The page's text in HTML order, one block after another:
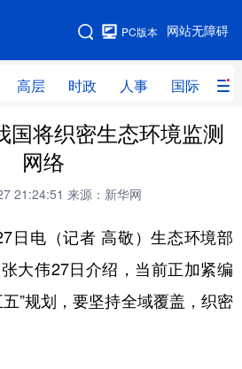
网站无障碍
PC版本
高层 时政 人事 国际 财
网站地图
时政 人事
量子 体育
健康
国将织密生态环境监测
网络
21:24:51 来源：新华网
电（记者 高敬）生态环境部
大伟27日介绍，当前正加紧编
”规划，要坚持全域覆盖，织密